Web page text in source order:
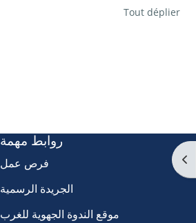
Tout déplier
روابط مهمة
فرص عمل
الجريدة الرسمية
موقع الندوة الجهوية للغرب